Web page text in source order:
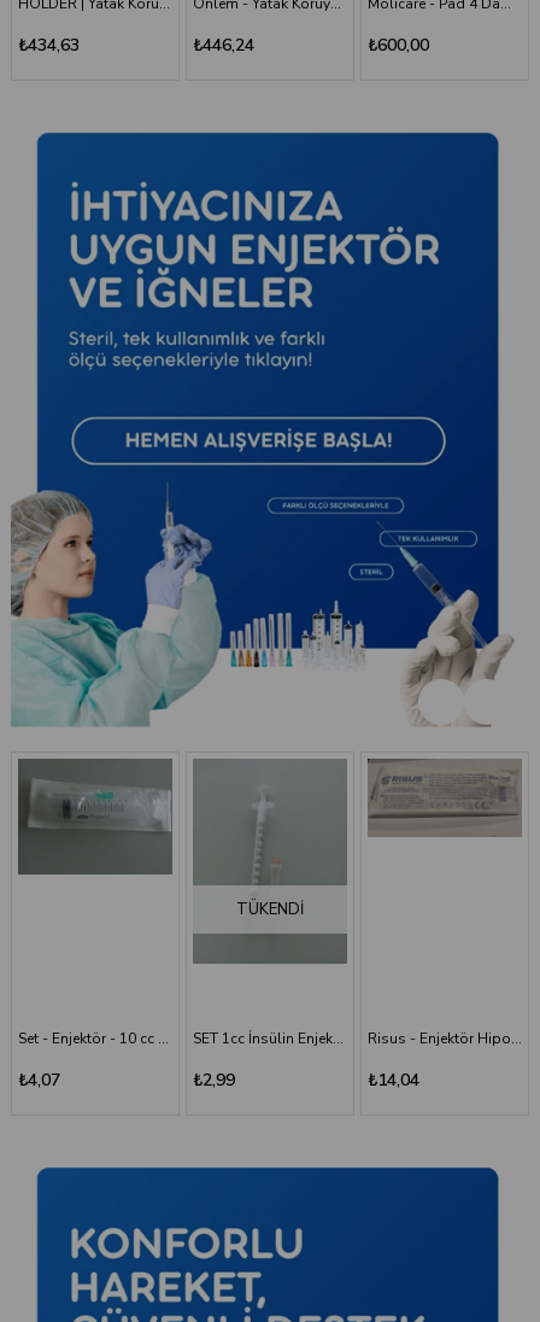
₺446,24 ₺600,00 ₺1.660,00
Set - Enjektör - 10 cc - 3P - Yeşil İğne
₺4,07
TÜKENDI
SET 1cc İnsülin Enjektörü - 26G/0.45x13 mm
₺2,99
Risus - Enjektör Hipodermik İğneli Şırınga 50 ML - 3 Parça - 21G (0.80x38 mm)
₺14,04